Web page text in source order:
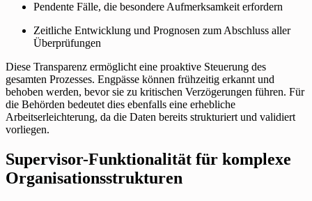
Pendente Fälle, die besondere Aufmerksamkeit erfordern
Zeitliche Entwicklung und Prognosen zum Abschluss aller
Überprüfungen
Diese Transparenz ermöglicht eine proaktive Steuerung des
gesamten Prozesses. Engpässe können frühzeitig erkannt und
behoben werden, bevor sie zu kritischen Verzögerungen führen. Für
die Behörden bedeutet dies ebenfalls eine erhebliche
Arbeitserleichterung, da die Daten bereits strukturiert und validiert
vorliegen.
Supervisor-Funktionalität für komplexe
Organisationsstrukturen